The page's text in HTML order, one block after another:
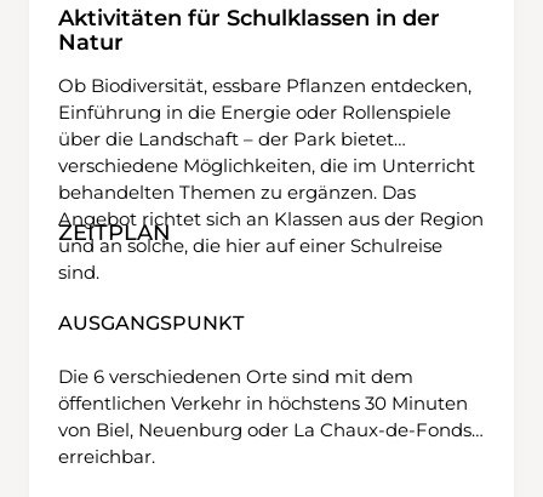
Aktivitäten für Schulklassen in der
Natur
Ob Biodiversität, essbare Pflanzen entdecken,
Einführung in die Energie oder Rollenspiele
über die Landschaft – der Park bietet
verschiedene Möglichkeiten, die im Unterricht
behandelten Themen zu ergänzen. Das
Angebot richtet sich an Klassen aus der Region
und an solche, die hier auf einer Schulreise
sind.
ZEITPLAN
AUSGANGSPUNKT
Die 6 verschiedenen Orte sind mit dem
öffentlichen Verkehr in höchstens 30 Minuten
von Biel, Neuenburg oder La Chaux-de-Fonds
erreichbar.